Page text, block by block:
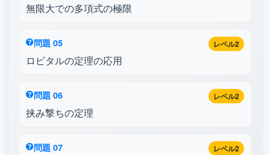
無限大での多項式の極限
レベル2
問題 05
ロピタルの定理の応用
レベル2
問題 06
挟み撃ちの定理
レベル2
問題 07